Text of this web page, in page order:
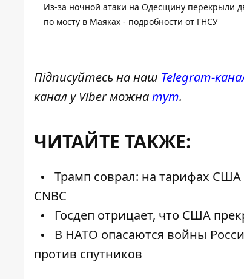
Из-за ночной атаки на Одесщину перекрыли
по мосту в Маяках - подробности от ГНСУ
Підписуйтесь на наш Telegram-
канал у Viber можнатут.
ЧИТАЙТЕ ТАКЖЕ:
Трамп соврал: на тарифах
CNBC
Госдеп отрицает, что США
В НАТО опасаются войны
против спутников